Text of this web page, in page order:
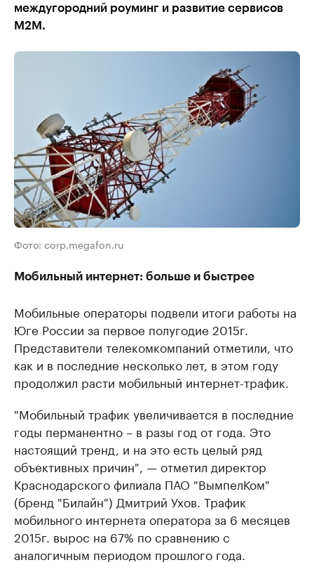
междугородний роуминг и развитие сервисов
M2M.
Фото: corp.megafon.ru
Мобильный интернет: больше и быстрее
Мобильные операторы подвели итоги работы на
Юге России за первое полугодие 2015г.
Представители телекомкомпаний отметили, что
как и в последние несколько лет, в этом году
продолжил расти мобильный интернет-трафик.
"Мобильный трафик увеличивается в последние
годы перманентно – в разы год от года. Это
настоящий тренд, и на это есть целый ряд
объективных причин", — отметил директор
Краснодарского филиала ПАО "ВымпелКом"
(бренд "Билайн") Дмитрий Ухов. Трафик
мобильного интернета оператора за 6 месяцев
2015г. вырос на 67% по сравнению с
аналогичным периодом прошлого года.